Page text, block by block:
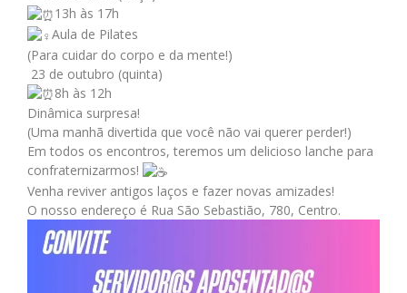
13h às 17h
Aula de Pilates
(Para cuidar do corpo e da mente!)
23 de outubro (quinta)
8h às 12h
Dinâmica surpresa!
(Uma manhã divertida que você não vai querer perder!)
Em todos os encontros, teremos um delicioso lanche para
confraternizarmos!
Venha reviver antigos laços e fazer novas amizades!
O nosso endereço é Rua São Sebastião, 780, Centro.